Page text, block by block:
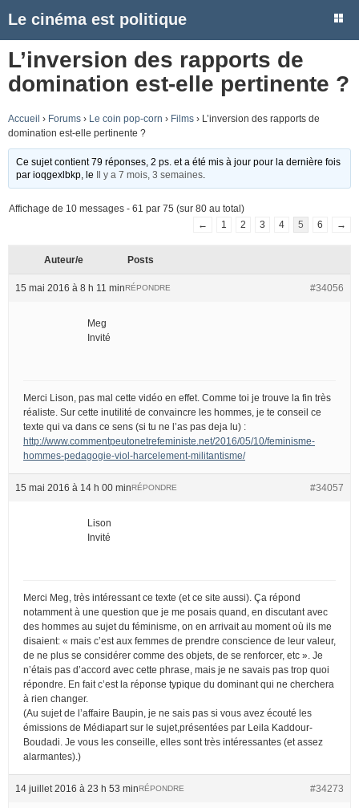
Le cinéma est politique
L’inversion des rapports de
domination est-elle pertinente ?
Accueil › Forums › Le coin pop-corn › Films › L’inversion des rapports de
domination est-elle pertinente ?
Ce sujet contient 79 réponses, 2 ps. et a été mis à jour pour la dernière fois
parioqgexlbkp , le Il y a 7 mois, 3 semaines
Affichage de 10 messages - 61 par 75 (sur 80 au total)
←
1 2 3 4 5 6 →
Auteur/e Posts
15 mai 2016 à 8 h 11 min #34056
RÉPONDRE
Meg
Invité
Merci Lison, pas mal cette vidéo en effet. Comme toi je trouve la fin très
réaliste. Sur cette inutilité de convaincre les hommes, je te conseil ce
texte qui va dans ce sens (si tu ne l’as pas deja lu) :
http://www.commentpeutonetrefeministe.net/2016/05/10/feminisme-
hommes-pedagogie-viol-harcelement-militantisme/
15 mai 2016 à 14 h 00 min #34057
RÉPONDRE
Lison
Invité
Merci Meg, très intéressant ce texte (et ce site aussi). Ça répond
notamment à une question que je me posais quand, en discutant avec
des hommes au sujet du féminisme, on en arrivait au moment où ils me
disaient: « mais c’est aux femmes de prendre conscience de leur valeur,
de ne plus se considérer comme des objets, de se renforcer, etc ». Je
n’étais pas d’accord avec cette phrase, mais je ne savais pas trop quoi
répondre. En fait c’est la réponse typique du dominant qui ne cherchera
à rien changer.
(Au sujet de l’affaire Baupin, je ne sais pas si vous avez écouté les
émissions de Médiapart sur le sujet,présentées par Leila Kaddour-
Boudadi. Je vous les conseille, elles sont très intéressantes (et assez
alarmantes).)
14 juillet 2016 à 23 h 53 min #34273
RÉPONDRE